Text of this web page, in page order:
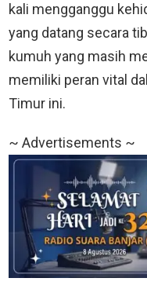
kali mengganggu
yang datang secara
kumuh yang masih
memiliki peran vital
Timur ini.
~ Advertisements ~